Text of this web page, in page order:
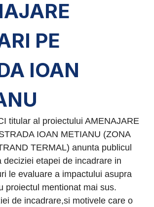
PE
IOAN
titular al proiectului AMENAJARE
IOAN METIANU (ZONA
TERMAL) anunta publicul
deciziei etapei de incadrare in
le evaluare a impactului asupra
proiectul mentionat mai sus.
de incadrare,si motivele care o